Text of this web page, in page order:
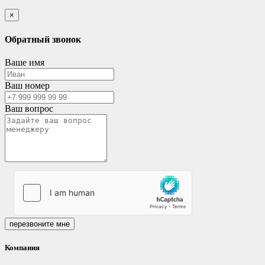
×
Обратный звонок
Ваше имя
Ваш номер
Ваш вопрос
перезвоните мне
Компания